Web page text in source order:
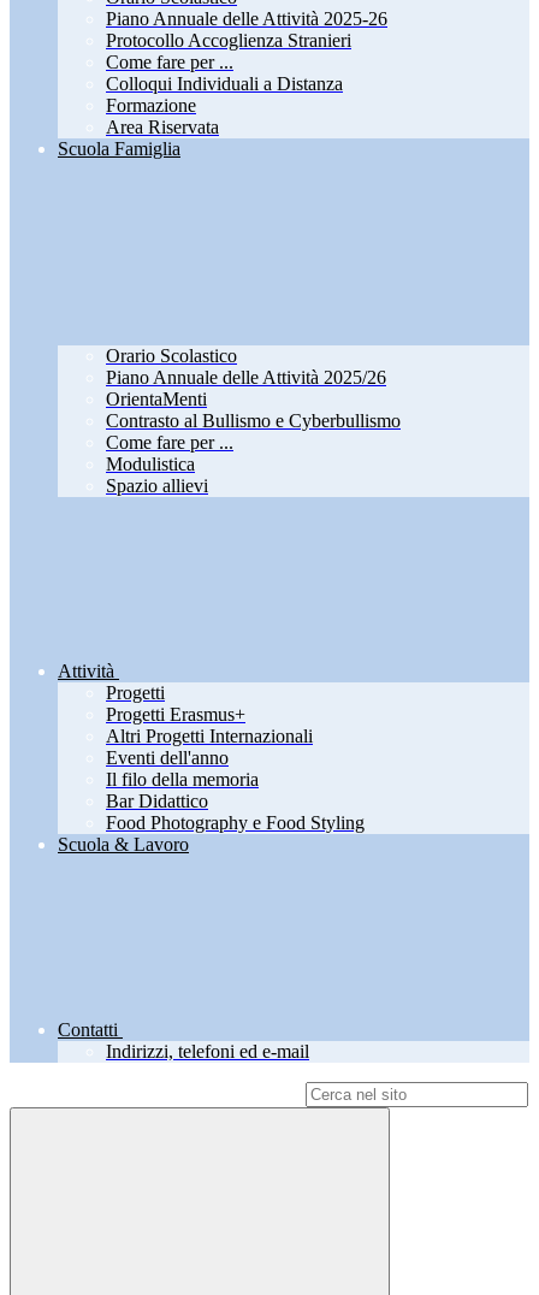
Piano Annuale delle Attività 2025-26
Protocollo Accoglienza Stranieri
Come fare per ...
Colloqui Individuali a Distanza
Formazione
Area Riservata
Scuola Famiglia
Orario Scolastico
Piano Annuale delle Attività 2025/26
OrientaMenti
Contrasto al Bullismo e Cyberbullismo
Come fare per ...
Modulistica
Spazio allievi
Attività
Progetti
Progetti Erasmus+
Altri Progetti Internazionali
Eventi dell'anno
Il filo della memoria
Bar Didattico
Food Photography e Food Styling
Scuola & Lavoro
Contatti
Indirizzi, telefoni ed e-mail